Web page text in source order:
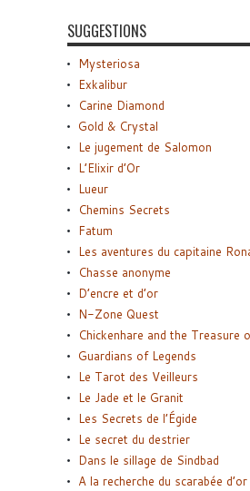
SUGGESTIONS
Mysteriosa
Exkalibur
Carine Diamond
Gold & Crystal
Le jugement de Salomon
L’Elixir d’Or
Lueur
Chemins Secrets
Fatum
Les aventures du capitaine
Chasse anonyme
D’encre et d’or
N-Zone Quest
Chickenhare and the Treasure
Guardians of Legends
Le Tarot des Veilleurs
Le Jade et le Granit
Les Secrets de l’Égide
Le secret du destrier
Dans le sillage de Sindbad
A la recherche du scarabée d’or